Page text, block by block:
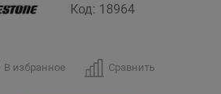
Код: 18964
В избранное Сравнить